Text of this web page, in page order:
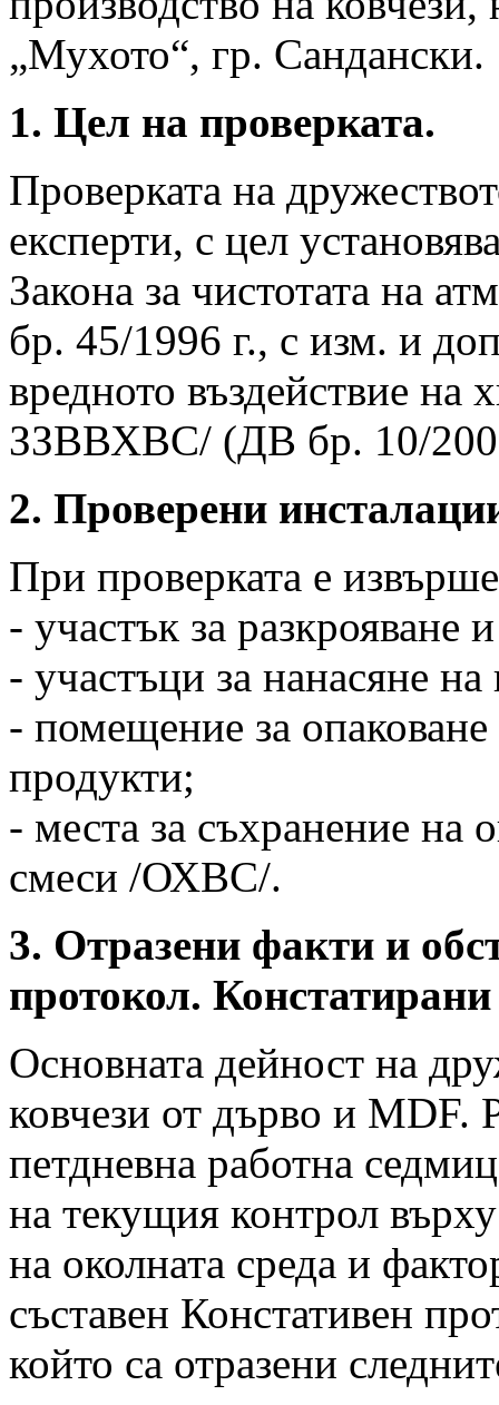
„Мухото“, гр. Сандански.
1. Цел на проверката.
Проверката на
експерти, с цел
Закона за чистотата на
бр. 45/1996 г., с изм. и
вредното въздействие
ЗЗВВХВС/ (ДВ бр. 10/
2. Проверени
При проверката е
- участък за
- участъци за нанасяне
- помещение за
продукти;
- места за съхранение на
смеси /ОХВС/.
3. Отразени факти и
протокол.
Основната дейност на
ковчези от дърво и MDF.
петдневна работна
на текущия контрол
на околната среда и
съставен Констативен
който са отразени